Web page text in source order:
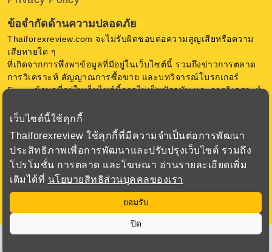
เว็บไซต์นี้ใช้คุกกี้
Thaiforexreview ใช้คุกกี้ที่มีความจำเป็นต่อการพัฒนา
ประสิทธิภาพเพื่อการพัฒนาและปรับปรุงเว็บไซต์ รวมถึง
โปรโมชั่น การตลาด และโฆษณา อ่านรายละเอียดเพิ่ม
เติมได้ที่ นโยบายสิทธิส่วนบุคคลของเรา
ยอมรับ
ปิด
ข้อจำกัดด้านความปลอดภัย
Thaiforexreview.com จะไม่รับผิดชอบต่อความสูญเสียหรือความ
เสียหายใด ๆ
ที่เกิดจากการพึ่งพาข้อมูลที่มีอยู่ในเว็บไซต์นี้ รวมถึงข่าวการตลาด
การวิเคราะห์ สัญญาณการซื้อขาย และบทวิจารณ์โบรกเกอร์
Forex ข้อมูลที่อยู่ในเว็บไซต์นี้อาจไม่เป็นปัจจุบัน และการวิเคราะห์
การซื้อขายสกุลเงินในตลาด Forex มีความเสี่ยงสูง ก่อนตัดสินใจ
ซื้อขาย Forex หรือใช้เครื่องมือทางการเงินอื่น ๆ ควรพิจารณา
วัตถุประสงค์การลงทุน ระดับประสบการณ์ และความเสี่ยงอย่าง
รอบคอบ เรามุ่งเน้นเพื่อเสนอข้อมูล ที่สำคัญเกี่ยวกับโบรกเกอร์
ทั้งหมดที่เราตรวจสอบเพื่อให้ได้ข้อมูลที่ถูกต้องที่สุด